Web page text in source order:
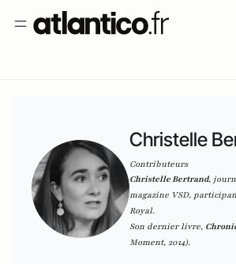
Christelle
Contributeurs
Christelle Bertrand,
magazine VSD,
Royal.
Son dernier livre,
Moment, 2014).